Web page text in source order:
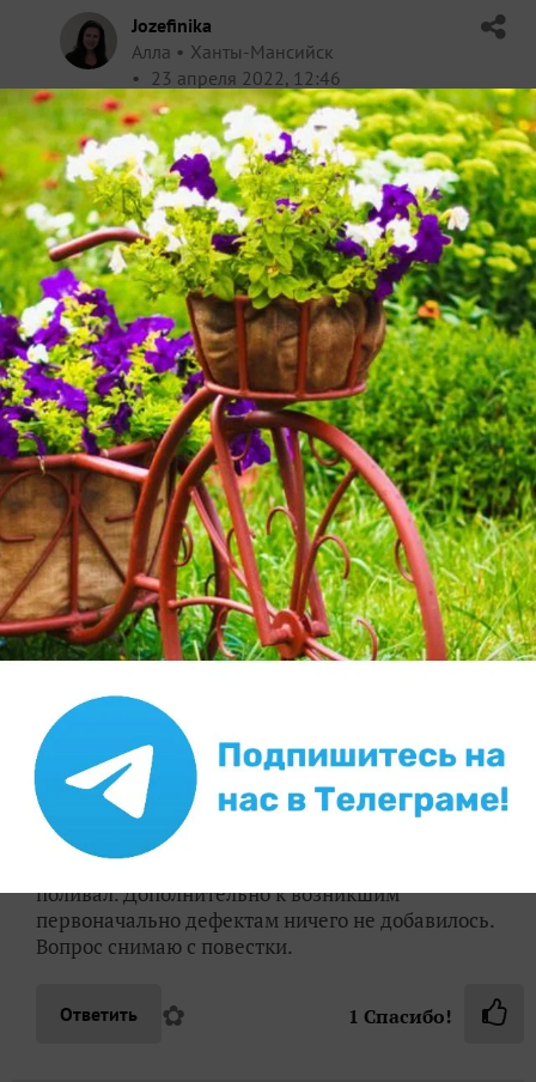
Jozefinika
Алла
Ханты-Мансийск
23 апреля 2022, 12:46
Наташа, уколом прививки срастаются дольше. В
этом в очередной раз убедилась в этом году.
Держите в парничке до тех пор, пока не
заметите, что листики баклажана стали немного
увеличиваться. Если сейчас есть полноценный
(не обрезанный) лист, то лучше его укоротить,
оставив четверть, чтобы не оттягивал питание
на себя, и оно перенаправилось бы в точку
роста. С влажностью не переборщите и
поставьте поближе к свету — уже пора. Солнце
или лампа сделают свое дело — простимулируют
дальнейший рост. Просто наберитесь терпения.
И на полное снятие парничка уходит до 3-х
дней. Примерно на 8-9-й день немного полейте
в поддон, лучше с небольшим количеством
комплексного удобрения. Это также
простимулирует продолжение роста. И на
следующий день постепенно начинайте
приоткрывать. Пусть у Вас все получится!
Ответить ✿ 2Спасибо!
VladimirShabalin
Белая Холуница
23 апреля 2022, 22:20
Ваш ответ мне больше понравился. Под прямым
солнцем растюхи еще не были, поэтому ожог,
считаю, маловероятен. По листьям, вроде, не
поливал. Дополнительно к возникшим
первоначально дефектам ничего не добавилось.
Вопрос снимаю с повестки.
Ответить ✿ 1 Спасибо!